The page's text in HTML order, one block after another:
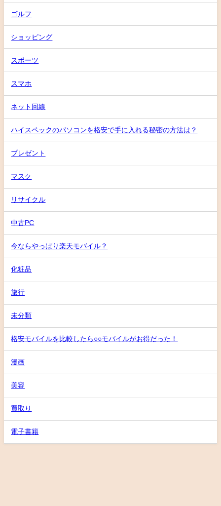
ゴルフ
ショッピング
スポーツ
スマホ
ネット回線
ハイスペックのパソコンを格安で手に入れる秘密の方法は？
プレゼント
マスク
リサイクル
中古PC
今ならやっぱり楽天モバイル？
化粧品
旅行
未分類
格安モバイルを比較したら○○モバイルがお得だった！
漫画
美容
買取り
電子書籍